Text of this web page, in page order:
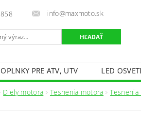
info@maxmoto.sk
PRE ATV, UTV
LED
Diely motora Tesnenia motora